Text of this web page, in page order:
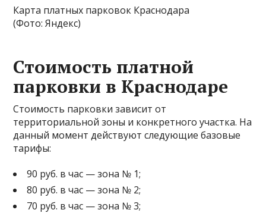
Карта платных парковок Краснодара
(Фото: Яндекс)
Стоимость платной
парковки в Краснодаре
Стоимость парковки зависит от
территориальной зоны и конкретного участка. На
данный момент действуют следующие базовые
тарифы:
90 руб. в час — зона № 1;
80 руб. в час — зона № 2;
70 руб. в час — зона № 3;